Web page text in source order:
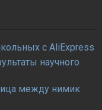
с AliExpress
научного
между нимик